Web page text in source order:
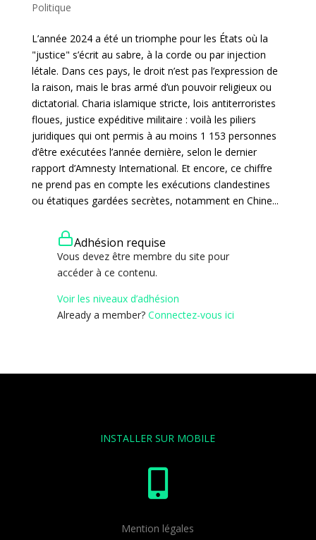
Politique
L’année 2024 a été un triomphe pour les États où la
"justice" s’écrit au sabre, à la corde ou par injection
létale. Dans ces pays, le droit n’est pas l’expression de
la raison, mais le bras armé d’un pouvoir religieux ou
dictatorial. Charia islamique stricte, lois antiterroristes
floues, justice expéditive militaire : voilà les piliers
juridiques qui ont permis à au moins 1 153 personnes
d’être exécutées l’année dernière, selon le dernier
rapport d’Amnesty International. Et encore, ce chiffre
ne prend pas en compte les exécutions clandestines
ou étatiques gardées secrètes, notamment en Chine...
Adhésion requise
Vous devez être membre du site pour
accéder à ce contenu.
Voir les niveaux d’adhésion
Already a member? Connectez-vous ici
INSTALLER SUR MOBILE

Mention légales